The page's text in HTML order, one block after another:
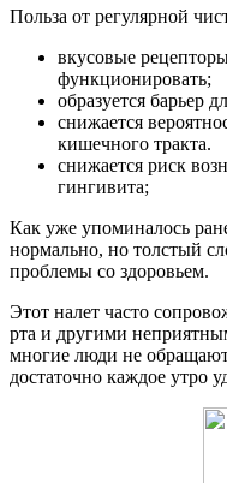
Польза от регулярной
вкусовые
функционировать;
образуется барьер
снижается
кишечного тракта.
снижается риск
гингивита;
Как уже упоминалось
нормально, но толстый
проблемы со здоровьем.
Этот налет часто
рта и другими
многие люди не
достаточно каждое утро